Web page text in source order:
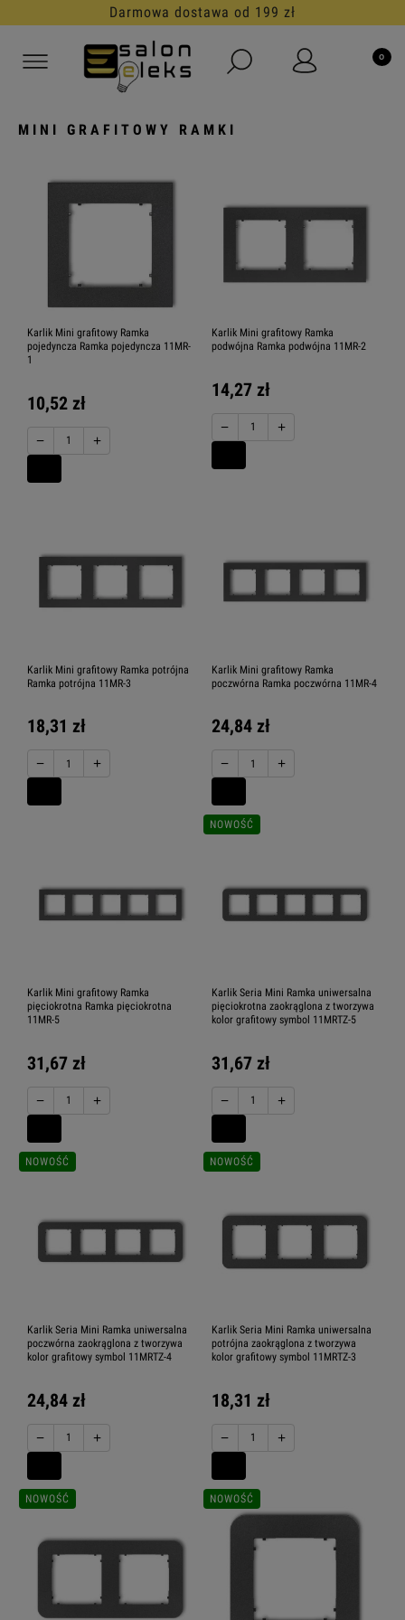
Darmowa dostawa od 199 zł
MINI GRAFITOWY RAMKI
Karlik Mini grafitowy Ramka
pojedyncza Ramka pojedyncza 11MR-
1
10,52 zł
− +
Karlik Mini grafitowy Ramka
podwójna Ramka podwójna 11MR-2
14,27 zł
− +
Karlik Mini grafitowy Ramka potrójna
Ramka potrójna 11MR-3
18,31 zł
− +
Karlik Mini grafitowy Ramka
poczwórna Ramka poczwórna 11MR-4
24,84 zł
− +
Karlik Mini grafitowy Ramka
pięciokrotna Ramka pięciokrotna
11MR-5
31,67 zł
− +
Karlik Seria Mini Ramka uniwersalna
pięciokrotna zaokrąglona z tworzywa
kolor grafitowy symbol 11MRTZ-5
31,67 zł
− +
NOWOŚĆ
Karlik Seria Mini Ramka uniwersalna
poczwórna zaokrąglona z tworzywa
kolor grafitowy symbol 11MRTZ-4
24,84 zł
− +
NOWOŚĆ
Karlik Seria Mini Ramka uniwersalna
potrójna zaokrąglona z tworzywa
kolor grafitowy symbol 11MRTZ-3
18,31 zł
− +
NOWOŚĆ
NOWOŚĆ NOWOŚĆ